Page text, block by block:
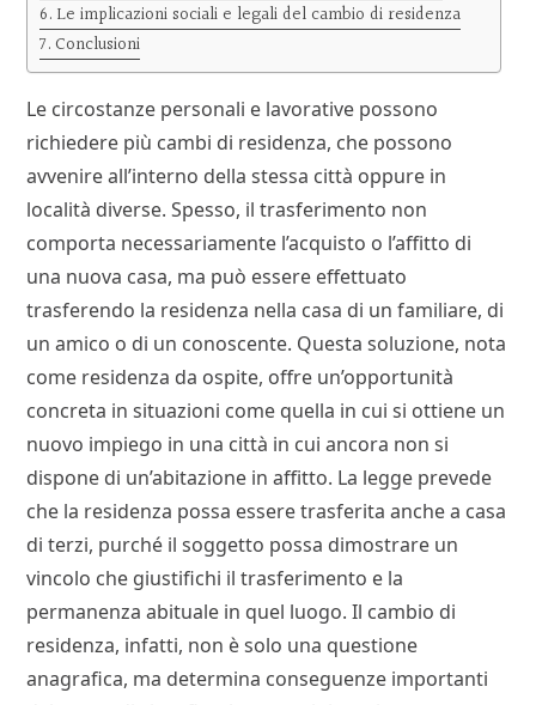
Le implicazioni sociali e legali del cambio di residenza
Conclusioni
Le circostanze personali e lavorative possono
richiedere più cambi di residenza, che possono
avvenire all’interno della stessa città oppure in
località diverse. Spesso, il trasferimento non
comporta necessariamente l’acquisto o l’affitto di
una nuova casa, ma può essere effettuato
trasferendo la residenza nella casa di un familiare, di
un amico o di un conoscente. Questa soluzione, nota
come residenza da ospite, offre un’opportunità
concreta in situazioni come quella in cui si ottiene un
nuovo impiego in una città in cui ancora non si
dispone di un’abitazione in affitto. La legge prevede
che la residenza possa essere trasferita anche a casa
di terzi, purché il soggetto possa dimostrare un
vincolo che giustifichi il trasferimento e la
permanenza abituale in quel luogo. Il cambio di
residenza, infatti, non è solo una questione
anagrafica, ma determina conseguenze importanti